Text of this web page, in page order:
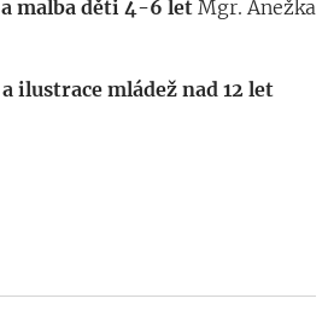
malba děti 4-6 let Mgr. Anežka
ilustrace mládež nad 12 let